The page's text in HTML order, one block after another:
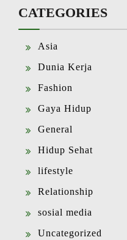
CATEGORIES
Asia
Dunia Kerja
Fashion
Gaya Hidup
General
Hidup Sehat
lifestyle
Relationship
sosial media
Uncategorized